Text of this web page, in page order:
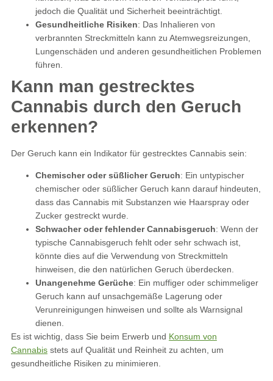
jedoch die Qualität und Sicherheit beeinträchtigt.
Gesundheitliche Risiken: Das Inhalieren von
verbrannten Streckmitteln kann zu Atemwegsreizungen,
Lungenschäden und anderen gesundheitlichen Problemen
führen.
Kann man gestrecktes
Cannabis durch den Geruch
erkennen?
Der Geruch kann ein Indikator für gestrecktes Cannabis sein:
Chemischer oder süßlicher Geruch: Ein untypischer
chemischer oder süßlicher Geruch kann darauf hindeuten,
dass das Cannabis mit Substanzen wie Haarspray oder
Zucker gestreckt wurde.
Schwacher oder fehlender Cannabisgeruch: Wenn der
typische Cannabisgeruch fehlt oder sehr schwach ist,
könnte dies auf die Verwendung von Streckmitteln
hinweisen, die den natürlichen Geruch überdecken.
Unangenehme Gerüche: Ein muffiger oder schimmeliger
Geruch kann auf unsachgemäße Lagerung oder
Verunreinigungen hinweisen und sollte als Warnsignal
dienen.
Es ist wichtig, dass Sie beim Erwerb und Konsum von
Cannabisstets auf Qualität und Reinheit zu achten, um
gesundheitliche Risiken zu minimieren.